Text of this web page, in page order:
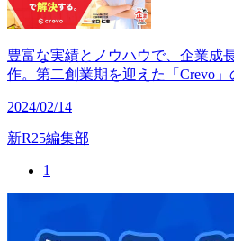
豊富な実績とノウハウで、企業成
作。第二創業期を迎えた「Crevo」
2024/02/14
新R25編集部
1